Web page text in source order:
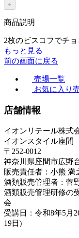
+
商品説明
2枚のビスコフでチ
もっと見る
前の画面に戻る
売場一覧
お気に入り
店舗情報
イオンリテール株式
イオンスタイル座間
〒252-0012
神奈川県座間市広野
販売責任者：小熊 満
酒類販売管理者：菅
酒類販売管理研修の
会
受講日：令和8年5月
19日)